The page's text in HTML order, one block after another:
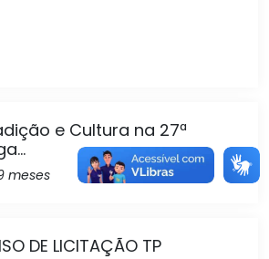
e Cultura na 27ª
meses
DE LICITAÇÃO TP